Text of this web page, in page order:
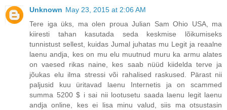
Unknown May 23, 2015 at 2:06 AM
Tere iga üks, ma olen proua Julian Sam Ohio USA, ma
kiiresti tahan kasutada seda keskmise lõikumiseks
tunnistust sellest, kuidas Jumal juhatas mu Legit ja reaalne
laenu andja, kes on mu elu muutnud muru ka armu alates
on vaesed rikas naine, kes saab nüüd kiidelda terve ja
jõukas elu ilma stressi või rahalised raskused. Pärast nii
paljusid kuu üritavad laenu Internetis ja on scammed
summa 5200 $ i sai nii lootusetu saada laenu legit laenu
andja online, kes ei lisa minu valud, siis ma otsustasin